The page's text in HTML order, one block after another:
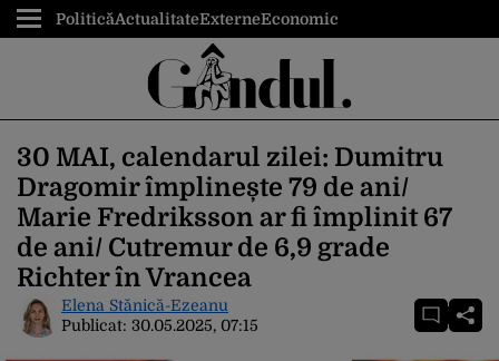
PoliticăActualitateExterneEconomic
30 MAI, calendarul zilei: Dumitru
Dragomir împlinește 79 de ani/
Marie Fredriksson ar fi împlinit 67
de ani/ Cutremur de 6,9 grade
Richter în Vrancea
Elena Stănică-Ezeanu
Publicat: 30.05.2025, 07:15